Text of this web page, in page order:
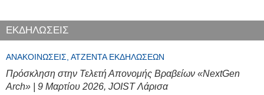
ΕΚΔΗΛΩΣΕΙΣ
ΑΝΑΚΟΙΝΏΣΕΙΣ, ΑΤΖΈΝΤΑ ΕΚΔΗΛΏΣΕΩΝ
Πρόσκληση στην Τελετή Απονομής Βραβείων «NextGen
Arch» | 9 Μαρτίου 2026, JOIST Λάρισα